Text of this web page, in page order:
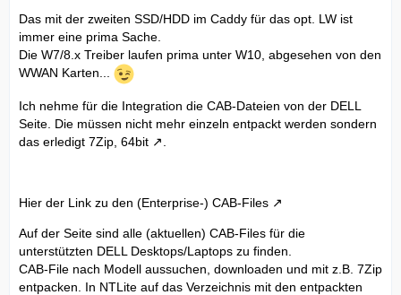
Das mit der zweiten SSD/HDD im Caddy für das opt. LW ist
immer eine prima Sache.
Die W7/8.x Treiber laufen prima unter W10, abgesehen von den
WWAN Karten...
Ich nehme für die Integration die CAB-Dateien von der DELL
Seite. Die müssen nicht mehr einzeln entpackt werden sondern
das erledigt 7Zip, 64bit
Hier der Link zu den (Enterprise-) CAB-Files
Auf der Seite sind alle (aktuellen) CAB-Files für die
unterstützten DELL Desktops/Laptops zu finden.
CAB-File nach Modell aussuchen, downloaden und mit z.B. 7Zip
entpacken. In NTLite auf das Verzeichnis mit den entpackten